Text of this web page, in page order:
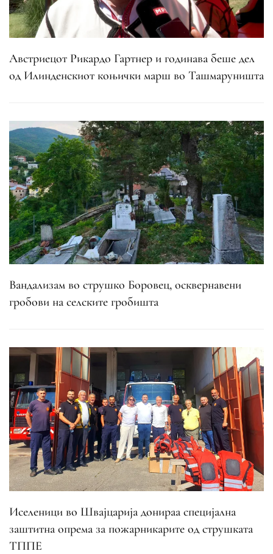
Австриецот Рикардо Гартнер и годинава беше дел
од Илинденскиот коњички марш во Ташмаруништа
Вандализам во струшко Боровец, осквернавени
гробови на селските гробишта
Иселеници во Швајцарија донираа специјална
заштитна опрема за пожарникарите од струшката
ТППЕ